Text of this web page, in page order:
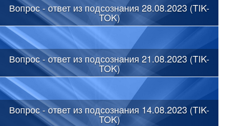
Вопрос - ответ из подсознания 28.08.2023 (TIK-
TOK)
Вопрос - ответ из подсознания 21.08.2023 (TIK-
TOK)
Вопрос - ответ из подсознания 14.08.2023 (TIK-
TOK)